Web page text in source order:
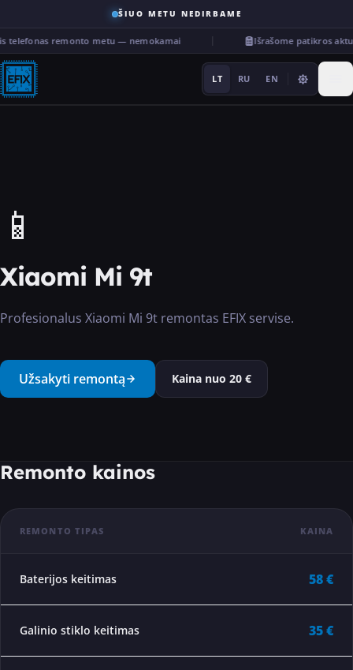
ŠIUO METU NEDIRBAME
telefonas remonto metu — nemokamai Išrašome patikros
LT RU EN
Paslaugos
···
📱
Xiaomi Mi 9t
Profesionalus Xiaomi Mi 9t remontas EFIX servise.
Užsakyti remontą Kaina nuo 20 €
Remonto kainos
REMONTO TIPAS KAINA
Baterijos keitimas 58 €
Galinio stiklo keitimas 35 €